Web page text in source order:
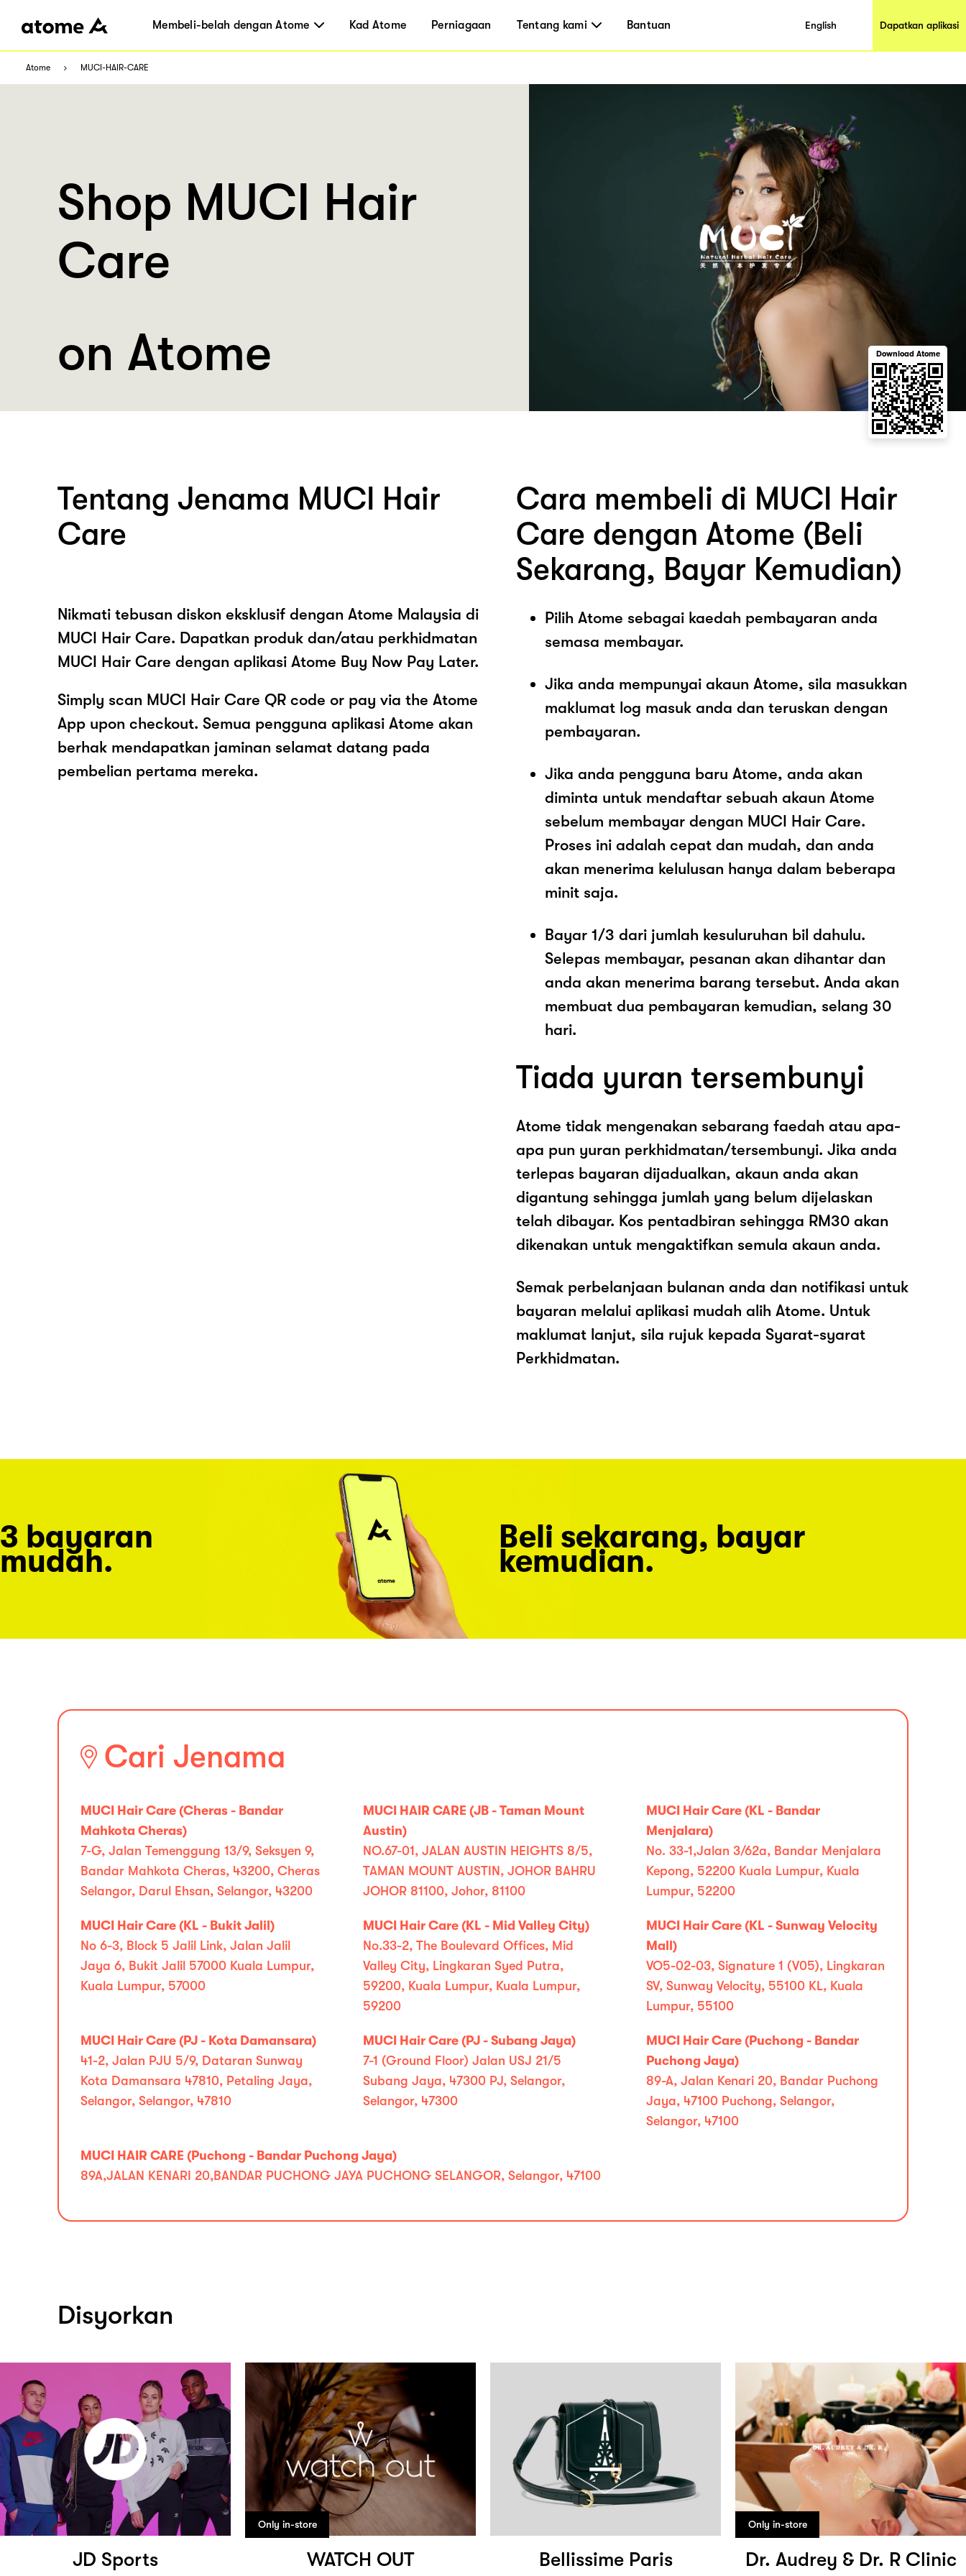
Membeli-belah dengan Atome Kad Atome Perniagaan Tentang kami Bantuan English Dapatkan aplikasi
Atome MUCI-HAIR-CARE
Shop MUCI Hair
Care
on Atome
Download Atome
Tentang Jenama MUCI Hair
Care
Nikmati tebusan diskon eksklusif dengan Atome Malaysia di
MUCI Hair Care. Dapatkan produk dan/atau perkhidmatan
MUCI Hair Care dengan aplikasi Atome Buy Now Pay Later.
Simply scan MUCI Hair Care QR code or pay via the Atome
App upon checkout. Semua pengguna aplikasi Atome akan
berhak mendapatkan jaminan selamat datang pada
pembelian pertama mereka.
Cara membeli di MUCI Hair
Care dengan Atome (Beli
Sekarang, Bayar Kemudian)
Pilih Atome sebagai kaedah pembayaran anda
semasa membayar.
Jika anda mempunyai akaun Atome, sila masukkan
maklumat log masuk anda dan teruskan dengan
pembayaran.
Jika anda pengguna baru Atome, anda akan
diminta untuk mendaftar sebuah akaun Atome
sebelum membayar dengan MUCI Hair Care.
Proses ini adalah cepat dan mudah, dan anda
akan menerima kelulusan hanya dalam beberapa
minit saja.
Bayar 1/3 dari jumlah kesuluruhan bil dahulu.
Selepas membayar, pesanan akan dihantar dan
anda akan menerima barang tersebut. Anda akan
membuat dua pembayaran kemudian, selang 30
hari.
Tiada yuran tersembunyi
Atome tidak mengenakan sebarang faedah atau apa-
apa pun yuran perkhidmatan/tersembunyi. Jika anda
terlepas bayaran dijadualkan, akaun anda akan
digantung sehingga jumlah yang belum dijelaskan
telah dibayar. Kos pentadbiran sehingga RM30 akan
dikenakan untuk mengaktifkan semula akaun anda.
Semak perbelanjaan bulanan anda dan notifikasi untuk
bayaran melalui aplikasi mudah alih Atome. Untuk
maklumat lanjut, sila rujuk kepada Syarat-syarat
Perkhidmatan.
3 bayaran
mudah.
Beli sekarang, bayar
kemudian.
Cari Jenama
MUCI Hair Care (Cheras - Bandar
Mahkota Cheras)
7-G, Jalan Temenggung 13/9, Seksyen 9,
Bandar Mahkota Cheras, 43200, Cheras
Selangor, Darul Ehsan, Selangor, 43200
MUCI HAIR CARE (JB - Taman Mount
Austin)
NO.67-01, JALAN AUSTIN HEIGHTS 8/5,
TAMAN MOUNT AUSTIN, JOHOR BAHRU
JOHOR 81100, Johor, 81100
MUCI Hair Care (KL - Bandar
Menjalara)
No. 33-1,Jalan 3/62a, Bandar Menjalara
Kepong, 52200 Kuala Lumpur, Kuala
Lumpur, 52200
MUCI Hair Care (KL - Bukit Jalil)
No 6-3, Block 5 Jalil Link, Jalan Jalil
Jaya 6, Bukit Jalil 57000 Kuala Lumpur,
Kuala Lumpur, 57000
MUCI Hair Care (KL - Mid Valley City)
No.33-2, The Boulevard Offices, Mid
Valley City, Lingkaran Syed Putra,
59200, Kuala Lumpur, Kuala Lumpur,
59200
MUCI Hair Care (KL - Sunway Velocity
Mall)
VO5-02-03, Signature 1 (V05), Lingkaran
SV, Sunway Velocity, 55100 KL, Kuala
Lumpur, 55100
MUCI Hair Care (PJ - Kota Damansara)
41-2, Jalan PJU 5/9, Dataran Sunway
Kota Damansara 47810, Petaling Jaya,
Selangor, Selangor, 47810
MUCI Hair Care (PJ - Subang Jaya)
7-1 (Ground Floor) Jalan USJ 21/5
Subang Jaya, 47300 PJ, Selangor,
Selangor, 47300
MUCI Hair Care (Puchong - Bandar
Puchong Jaya)
89-A, Jalan Kenari 20, Bandar Puchong
Jaya, 47100 Puchong, Selangor,
Selangor, 47100
MUCI HAIR CARE (Puchong - Bandar Puchong Jaya)
89A,JALAN KENARI 20,BANDAR PUCHONG JAYA PUCHONG SELANGOR, Selangor, 47100
Disyorkan
JD Sports
Only in-store
WATCH OUT Bellissime Paris
Only in-store
Dr. Audrey & Dr. R Clinic